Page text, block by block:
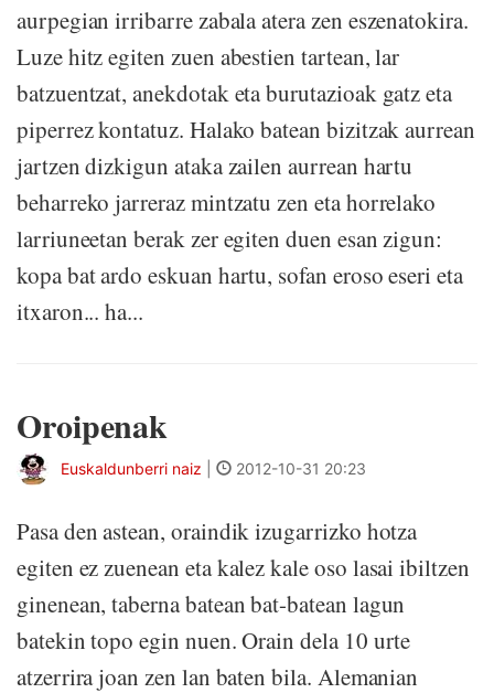
aurpegian irribarre zabala atera zen eszenatokira.
Luze hitz egiten zuen abestien tartean, lar
batzuentzat, anekdotak eta burutazioak gatz eta
piperrez kontatuz. Halako batean bizitzak aurrean
jartzen dizkigun ataka zailen aurrean hartu
beharreko jarreraz mintzatu zen eta horrelako
larriuneetan berak zer egiten duen esan zigun:
kopa bat ardo eskuan hartu, sofan eroso eseri eta
itxaron... ha...
Oroipenak
Euskaldunberri naiz 2012-10-31 20:23
Pasa den astean, oraindik izugarrizko hotza
egiten ez zuenean eta kalez kale oso lasai ibiltzen
ginenean, taberna batean bat-batean lagun
batekin topo egin nuen. Orain dela 10 urte
atzerrira joan zen lan baten bila. Alemanian